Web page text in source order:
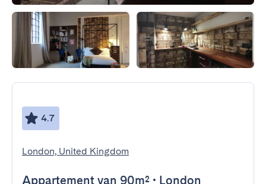
4.7
London, United Kingdom
Appartement van 90m² • London